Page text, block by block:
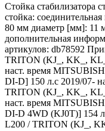
Стойка стабилизатора
стойка:
80 мм диаметр [мм]: 11
дополнительная
артикулов: db78592
TRITON (KJ_, KK_,
наст. время
DI-D] 150 л.с 2019/07-
TRITON (KJ_, KK_,
наст. время
DI-D 4WD (KJ0T)] 154
L200 / TRITON (KJ_,